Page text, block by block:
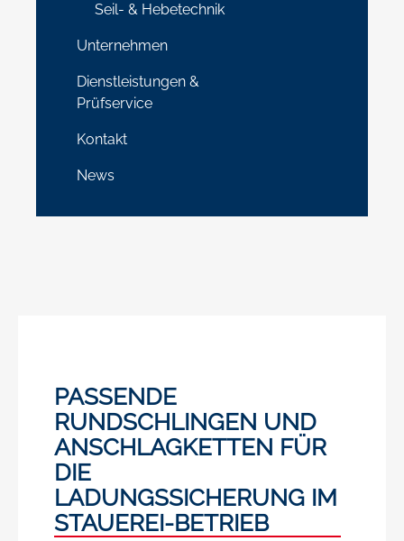
Seil- & Hebetechnik
Unternehmen
Dienstleistungen &
Prüfservice
Kontakt
News
PASSENDE
RUNDSCHLINGEN UND
ANSCHLAGKETTEN FÜR
DIE
LADUNGSSICHERUNG IM
STAUEREI-BETRIEB